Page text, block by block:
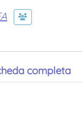
completa